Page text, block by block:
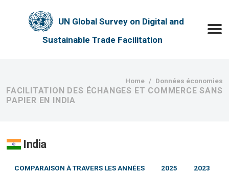
UN Global Survey on Digital and
Sustainable Trade Facilitation
Breadcrumb
Home Données économies
FACILITATION DES ÉCHANGES ET COMMERCE SANS
PAPIER EN INDIA
India
COMPARAISON À TRAVERS LES ANNÉES 2025 2023